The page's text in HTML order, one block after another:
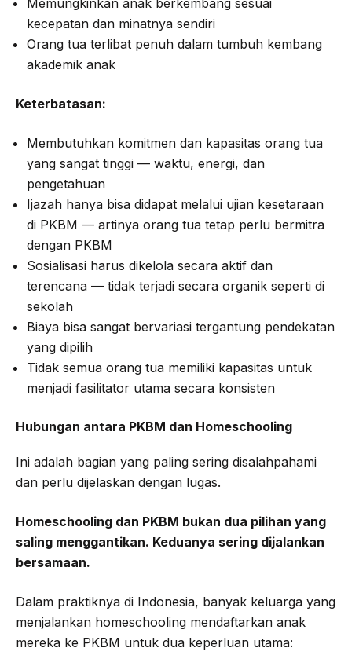
kecepatan dan minatnya sendiri
Orang tua terlibat penuh dalam tumbuh kembang
akademik anak
Keterbatasan:
Membutuhkan komitmen dan kapasitas orang tua
yang sangat tinggi — waktu, energi, dan
pengetahuan
Ijazah hanya bisa didapat melalui ujian kesetaraan
di PKBM — artinya orang tua tetap perlu bermitra
dengan PKBM
Sosialisasi harus dikelola secara aktif dan
terencana — tidak terjadi secara organik seperti di
sekolah
Biaya bisa sangat bervariasi tergantung pendekatan
yang dipilih
Tidak semua orang tua memiliki kapasitas untuk
menjadi fasilitator utama secara konsisten
Hubungan antara PKBM dan Homeschooling
Ini adalah bagian yang paling sering disalahpahami
dan perlu dijelaskan dengan lugas.
Homeschooling dan PKBM bukan dua pilihan yang
saling menggantikan. Keduanya sering dijalankan
bersamaan.
Dalam praktiknya di Indonesia, banyak keluarga yang
menjalankan homeschooling mendaftarkan anak
mereka ke PKBM untuk dua keperluan utama: